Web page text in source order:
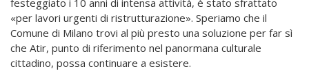
festeggiato i 10 anni di intensa attività, è stato sfrattato
«per lavori urgenti di ristrutturazione». Speriamo che il
Comune di Milano trovi al più presto una soluzione per far sì
che Atir, punto di riferimento nel panormana culturale
cittadino, possa continuare a esistere.